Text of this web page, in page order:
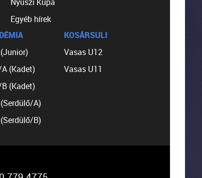
Egyéb hírek
(Kadet)
(Kadet)
A)
B)
KOSÁRSULI
Vasas U12
Vasas U11